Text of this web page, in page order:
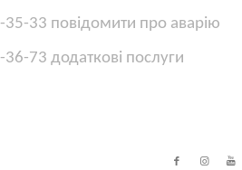
35-33 повідомити про аварію
36-73 додаткові послуги